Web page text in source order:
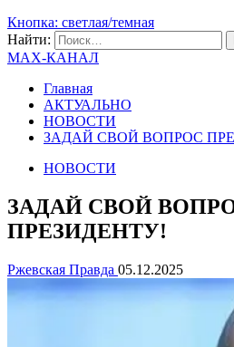
Кнопка: светлая/темная
Найти:
MAX-КАНАЛ
Главная
АКТУАЛЬНО
НОВОСТИ
ЗАДАЙ СВОЙ ВОПРОС
НОВОСТИ
ЗАДАЙ СВОЙ
ПРЕЗИДЕНТУ!
Ржевская Правда 05.12.2025